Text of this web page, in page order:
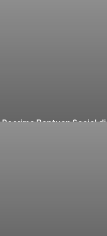
Bantuan Sosial